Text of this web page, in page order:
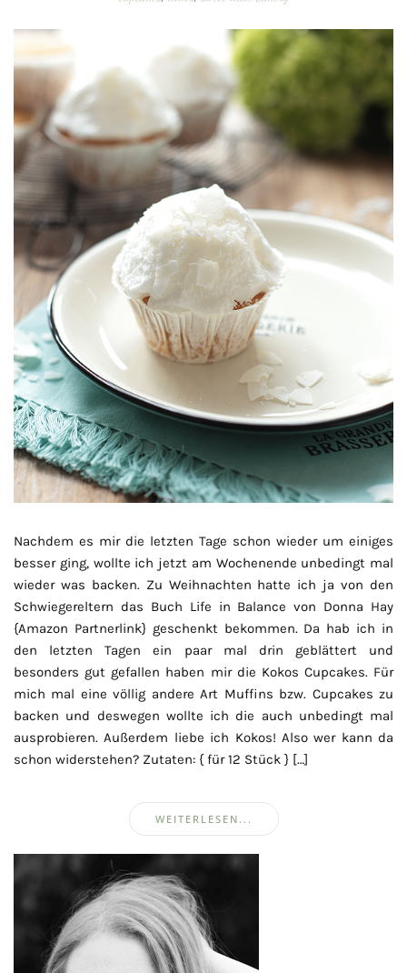
Nachdem es mir die letzten Tage schon wieder um einiges
besser ging, wollte ich jetzt am Wochenende unbedingt mal
wieder was backen. Zu Weihnachten hatte ich ja von den
Schwiegereltern das Buch Life in Balance von Donna Hay
{Amazon Partnerlink} geschenkt bekommen. Da hab ich in
den letzten Tagen ein paar mal drin geblättert und
besonders gut gefallen haben mir die Kokos Cupcakes. Für
mich mal eine völlig andere Art Muffins bzw. Cupcakes zu
backen und deswegen wollte ich die auch unbedingt mal
ausprobieren. Außerdem liebe ich Kokos! Also wer kann da
schon widerstehen? Zutaten: { für 12 Stück } […]
WEITERLESEN...